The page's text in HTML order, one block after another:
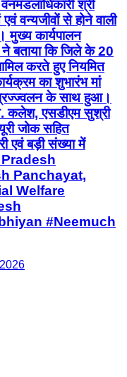
श्री
वन्यजीवों से होने वाली
मुख्य कार्यपालन
ने बताया कि जिले के 20
करते हुए नियमित
का शुभारंभ मां
प्रज्ज्वलन के साथ हुआ।
कलेश, एसडीएम सुश्री
जोक सहित
एवं बड़ी संख्या में
Pradesh
Panchayat,
Welfare
#Neemuch